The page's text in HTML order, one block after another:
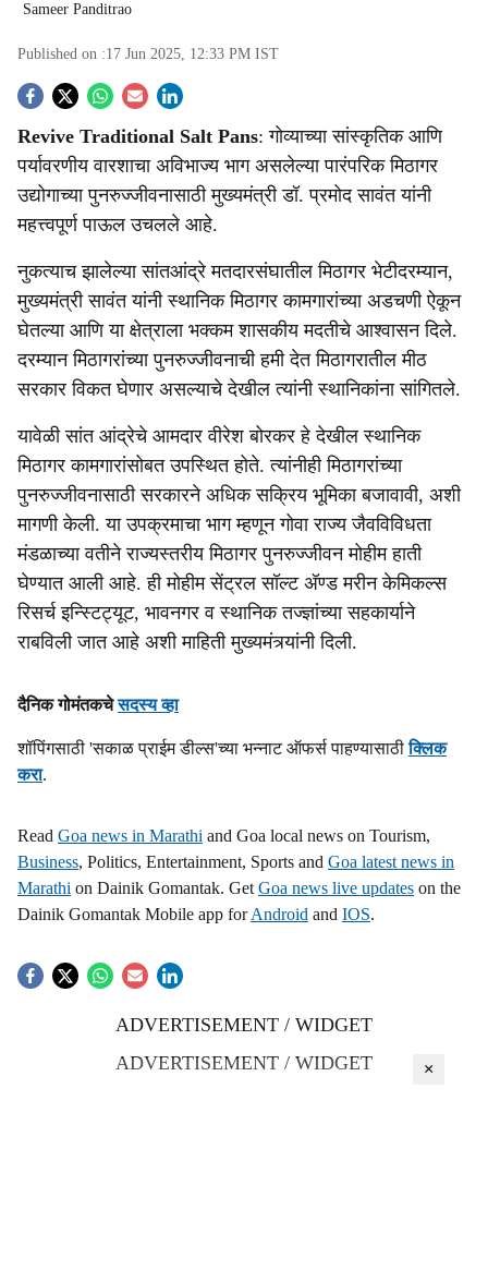
Sameer Panditrao
Published on :17 Jun 2025, 12:33 PM IST
S
o
c
i
a
l
s
a
r
e
Revive Traditional Salt Pans: गोव्याच्या सांस्कृतिक आणि
पर्यावरणीय वारशाचा अविभाज्य भाग असलेल्या पारंपरिक मिठागर
उद्योगाच्या पुनरुज्जीवनासाठी मुख्यमंत्री डॉ. प्रमोद सावंत यांनी
महत्त्वपूर्ण पाऊल उचलले आहे.
नुकत्याच झालेल्या सांतआंद्रे मतदारसंघातील मिठागर भेटीदरम्यान,
मुख्यमंत्री सावंत यांनी स्थानिक मिठागर कामगारांच्या अडचणी ऐकून
घेतल्या आणि या क्षेत्राला भक्कम शासकीय मदतीचे आश्वासन दिले.
दरम्यान मिठागरांच्या पुनरुज्जीवनाची हमी देत मिठागरातील मीठ
सरकार विकत घेणार असल्‍याचे देखील त्यांनी स्थानिकांना सांगितले.
यावेळी सांत आंद्रेचे आमदार वीरेश बोरकर हे देखील स्थानिक
मिठागर कामगारांसोबत उपस्थित होते. त्यांनीही मिठागरांच्या
पुनरुज्जीवनासाठी सरकारने अधिक सक्रिय भूमिका बजावावी, अशी
मागणी केली. या उपक्रमाचा भाग म्हणून गोवा राज्य जैवविविधता
मंडळाच्या वतीने राज्यस्तरीय मिठागर पुनरुज्जीवन मोहीम हाती
घेण्यात आली आहे. ही मोहीम सेंट्रल सॉल्ट अ‍ॅण्ड मरीन केमिकल्स
रिसर्च इन्स्टिट्यूट, भावनगर व स्थानिक तज्ज्ञांच्या सहकार्याने
राबविली जात आहे अशी माहिती मुख्यमंत्र्यांनी दिली.
दैनिक गोमंतकचेसदस्य व्हा
शॉपिंगसाठी 'सकाळ प्राईम डील्स'च्या भन्नाट ऑफर्स पाहण्यासाठीक्लिक
करा.
Read Goa news in Marathi and Goa local news on Tourism,
Business, Politics, Entertainment, Sports and Goa latest news in
Marathi on Dainik Gomantak. Get Goa news live updates on the
Dainik Gomantak Mobile app forAndroid and IOS.
ADVERTISEMENT / WIDGET
ADVERTISEMENT / WIDGET
×